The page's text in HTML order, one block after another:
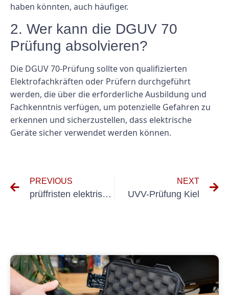
haben könnten, auch häufiger.
2. Wer kann die DGUV 70
Prüfung absolvieren?
Die DGUV 70-Prüfung sollte von qualifizierten
Elektrofachkräften oder Prüfern durchgeführt
werden, die über die erforderliche Ausbildung und
Fachkenntnis verfügen, um potenzielle Gefahren zu
erkennen und sicherzustellen, dass elektrische
Geräte sicher verwendet werden können.
PREVIOUS
prüffristen elektrische geräte
NEXT
UVV-Prüfung Kiel